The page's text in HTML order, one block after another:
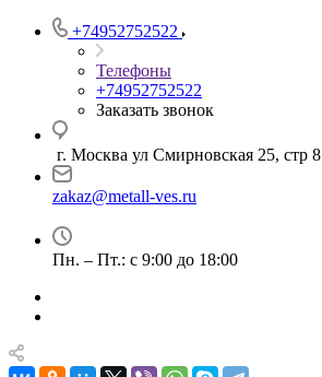
+74952752522
Телефоны
+74952752522
Заказать звонок
г. Москва ул Смирновская 25, стр 8
zakaz@metall-ves.ru
Пн. – Пт.: с 9:00 до 18:00